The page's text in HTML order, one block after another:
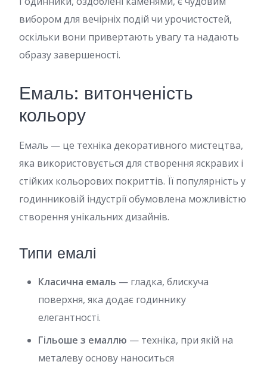
вибором для вечірніх подій чи урочистостей,
оскільки вони привертають увагу та надають
образу завершеності.
Емаль: витонченість
кольору
Емаль — це техніка декоративного мистецтва,
яка використовується для створення яскравих і
стійких кольорових покриттів. Її популярність у
годинниковій індустрії обумовлена можливістю
створення унікальних дизайнів.
Типи емалі
Класична емаль — гладка, блискуча
поверхня, яка додає годиннику
елегантності.
Гільоше з емаллю — техніка, при якій на
металеву основу наноситься